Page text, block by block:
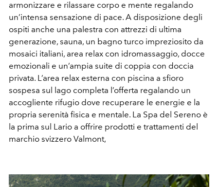
armonizzare e rilassare corpo e mente regalando
un’intensa sensazione di pace. A disposizione degli
ospiti anche una palestra con attrezzi di ultima
generazione, sauna, un bagno turco impreziosito da
mosaici italiani, area relax con idromassaggio, docce
emozionali e un’ampia suite di coppia con doccia
privata. L’area relax esterna con piscina a sfioro
sospesa sul lago completa l’offerta regalando un
accogliente rifugio dove recuperare le energie e la
propria serenità fisica e mentale. La Spa del Sereno è
la prima sul Lario a offrire prodotti e trattamenti del
marchio svizzero Valmont,